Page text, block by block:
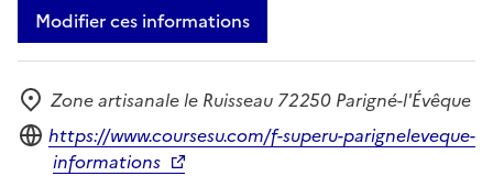
Modifier ces informations
Adresse
Zone artisanale le Ruisseau 72250 Parigné-l'Évêque
Site internet
https://www.coursesu.com/f-superu-parigneleveque-
informations